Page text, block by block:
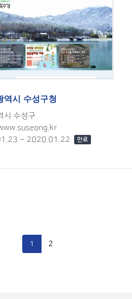
역시 수성구청
시 수성구
~ 2020.01.22
만료
1 2